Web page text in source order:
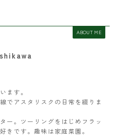
ABOUT ME
ます。
でアスタリスクの日常を綴りま
ー。ツーリングをはじめフラッ
きです。趣味は家庭菜園。